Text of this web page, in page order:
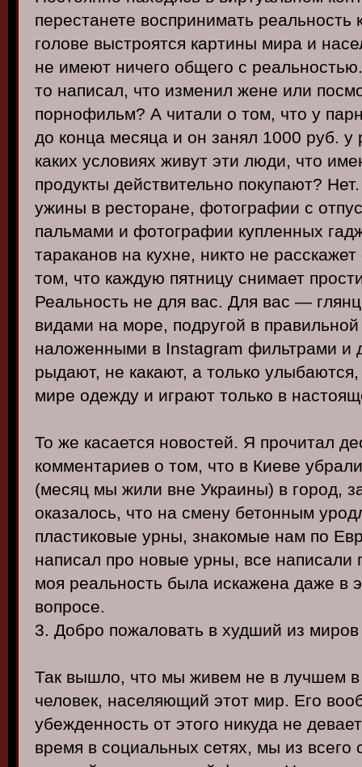
перестанете воспринимать
голове выстроятся картины мира и
не имеют ничего общего с
то написал, что изменил жене или
порнофильм? А читали о том, что у
до конца месяца и он занял 1000 руб. у
каких условиях живут эти люди, что
продукты действительно покупают?
ужины в ресторане, фотографии с
пальмами и фотографии купленных
тараканов на кухне, никто не
том, что каждую пятницу снимает
Реальность не для вас. Для вас —
видами на море, подругой в
наложенными в Instagram фильтрами и
рыдают, не какают, а только
мире одежду и играют только в
То же касается новостей. Я прочитал
комментариев о том, что в Киеве
(месяц мы жили вне Украины) в город,
оказалось, что на смену бетонным
пластиковые урны, знакомые нам по
написал про новые урны, все
моя реальность была искажена даже в
вопросе.
3. Добро пожаловать в худший из миров
Так вышло, что мы живем не в лучшем
человек, населяющий этот мир. Его
убежденность от этого никуда не
время в социальных сетях, мы из всего